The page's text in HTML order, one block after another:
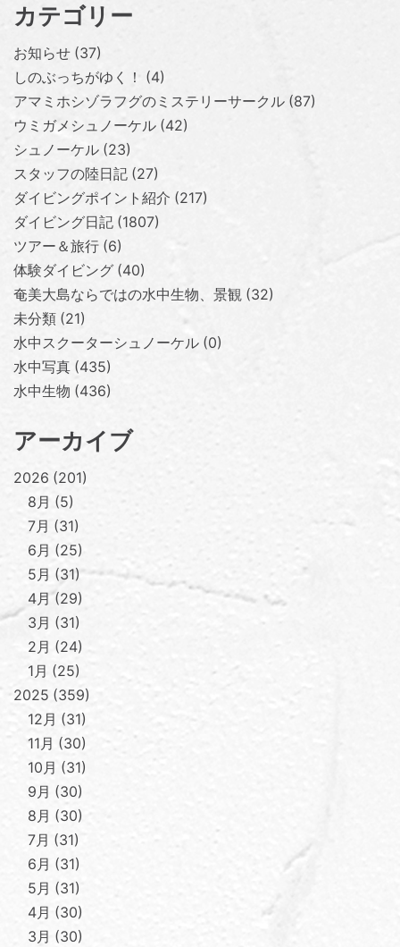
カテゴリー
お知らせ 37
しのぶっちがゆく！
4
アマミホシゾラフグのミステリーサークル 87
ウミガメシュノーケル 42
シュノーケル 23
スタッフの陸日記 27
ダイビングポイント紹介 217
ダイビング日記 1807
ツアー＆旅行 6
体験ダイビング 40
奄美大島ならではの水中生物、景観 32
未分類 21
水中スクーターシュノーケル 0
水中写真 435
水中生物 436
アーカイブ
2026 201
8月
5
7月
31
6月
25
5月
31
4月
29
3月
31
2月
24
1月
25
2025 359
12月
31
11月
30
10月
31
9月
30
8月
30
7月
31
6月
31
5月
31
4月
30
3月
30